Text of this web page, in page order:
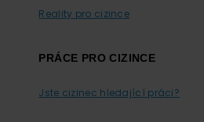
Reality pro cizince
PRÁCE PRO CIZINCE
Jste cizinec hledající práci?